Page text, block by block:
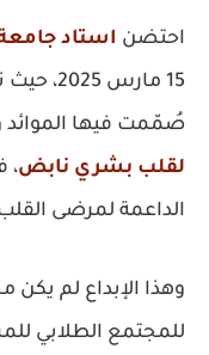
احتضن استاد
15 مارس
صُمّمت فيها الموائد
لقلب بشري نابض،
الداعمة لمرضى
وهذا الإبداع لم
للمجتمع الطلابي